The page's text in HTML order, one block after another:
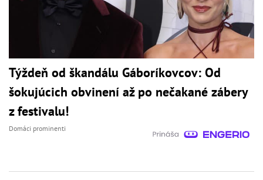
Týždeň od škandálu Gáboríkovcov: Od
šokujúcich obvinení až po nečakané zábery
z festivalu!
Domáci prominenti